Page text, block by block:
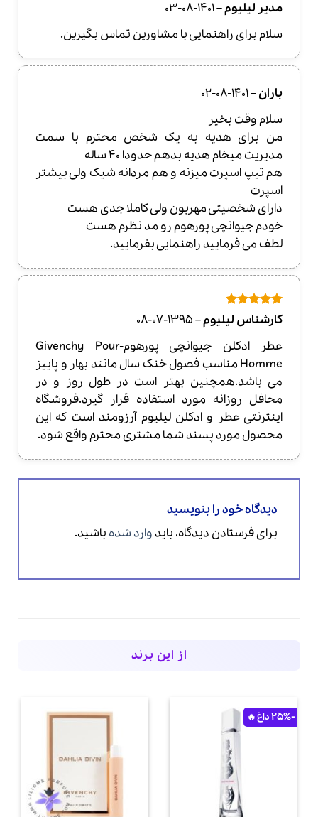
مدیر لیلیوم–
1401-08-03
سلام برای راهنمایی با مشاورین تماس بگیرین.
باران–
1401-08-02
سلام وقت بخیر
من برای هدیه به یک شخص محترم با سمت
مدیریت میخام هدیه بدهم حدودا 40 ساله
هم تیپ اسپرت میزنه و هم مردانه شیک ولی بیشتر
اسپرت
دارای شخصیتی مهربون ولی کاملا جدی هست
خودم جیوانچی پورهوم رو مد نظرم هست
لطف می فرمایید راهنمایی بفرمایید.
امتیاز5
از
5
کارشناس لیلیوم–
1395-07-08
عطر ادکلن جیوانچی پورهوم-Givenchy Pour
Homme مناسب فصول خنک سال مانند بهار و پاییز
می باشد.همچنین بهتر است در طول روز و در
محافل روزانه مورد استفاده قرار گیرد.فروشگاه
اینترنتی عطر و ادکلن لیلیوم آرزومند است که این
محصول مورد پسند شما مشتری محترم واقع شود.
دیدگاه خود را بنویسید
برای فرستادن دیدگاه، باید وارد شده باشید.
از این برند
-25%